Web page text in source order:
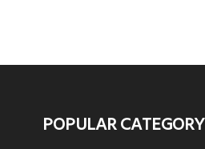
POPULAR CATEGORY